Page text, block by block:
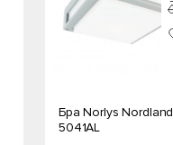
Бра Norlys Nordland
5041AL